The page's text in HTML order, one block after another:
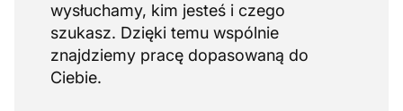
wysłuchamy, kim jesteś i czego
szukasz. Dzięki temu wspólnie
znajdziemy pracę dopasowaną do
Ciebie.